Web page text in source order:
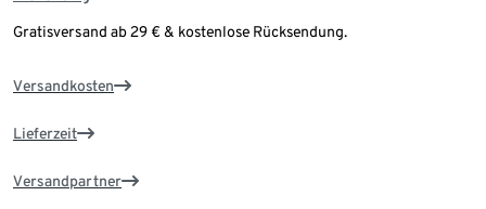
Gratisversand ab 29 € & kostenlose Rücksendung.
Versandkosten
Lieferzeit
Versandpartner